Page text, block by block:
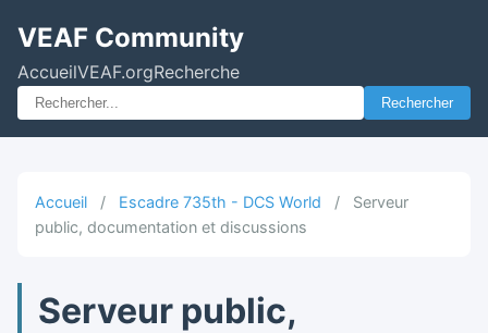
VEAF Community
AccueilVEAF.orgRecherche
Rechercher
Accueil / Escadre 735th - DCS World /
Serveur
public, documentation et discussions
Serveur public,